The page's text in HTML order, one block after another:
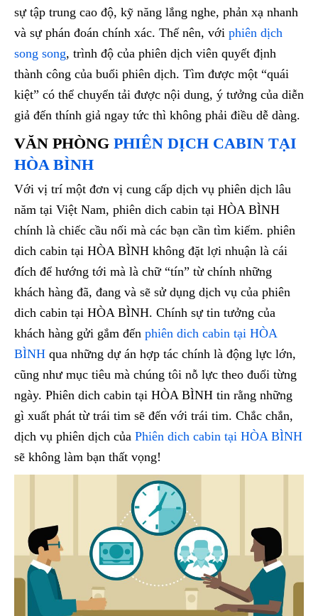
sự tập trung cao độ, kỹ năng lắng nghe, phản xạ nhanh
và sự phán đoán chính xác. Thế nên, với phiên dịch
song song, trình độ của phiên dịch viên quyết định
thành công của buổi phiên dịch. Tìm được một “quái
kiệt” có thể chuyển tải được nội dung, ý tưởng của diễn
giả đến thính giả ngay tức thì không phải điều dễ dàng.
VĂN PHÒNG PHIÊN DỊCH CABIN TẠI
HÒA BÌNH
Với vị trí một đơn vị cung cấp dịch vụ phiên dịch lâu
năm tại Việt Nam, phiên dich cabin tại HÒA BÌNH
chính là chiếc cầu nối mà các bạn cần tìm kiếm. phiên
dich cabin tại HÒA BÌNH không đặt lợi nhuận là cái
đích để hướng tới mà là chữ “tín” từ chính những
khách hàng đã, đang và sẽ sử dụng dịch vụ của phiên
dich cabin tại HÒA BÌNH. Chính sự tin tưởng của
khách hàng gửi gắm đến phiên dich cabin tại HÒA
BÌNH qua những dự án hợp tác chính là động lực lớn,
cũng như mục tiêu mà chúng tôi nỗ lực theo đuổi từng
ngày. Phiên dich cabin tại HÒA BÌNH tin rằng những
gì xuất phát từ trái tim sẽ đến với trái tim. Chắc chắn,
dịch vụ phiên dịch của Phiên dich cabin tại HÒA BÌNH
sẽ không làm bạn thất vọng!